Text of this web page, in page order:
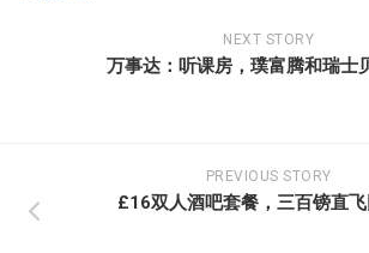
NEXT STORY
万事达：听课房，璞富腾和瑞士
PREVIOUS STORY
£16双人酒吧套餐，三百镑直飞